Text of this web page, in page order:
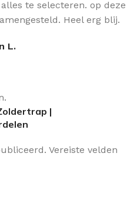
te selecteren. op deze
Heel erg blij.
L.
|
Vereiste velden